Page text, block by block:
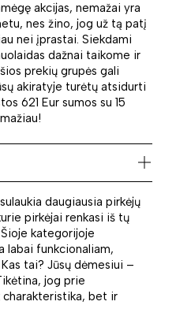
akcijas, nemažai yra
nes žino, jog už tą patį
nei įprastai. Siekdami
dažnai taikome ir
prekių grupės gali
akiratyje turėtų atsidurti
621 Eur sumos su 15
daugiausia pirkėjų
pirkėjai renkasi iš tų
kategorijoje
labai funkcionaliam,
tai? Jūsų dėmesiui –
jog prie
bet ir